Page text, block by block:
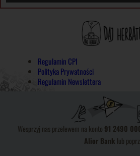
Regulamin CPI
Polityka Prywatności
Regulamin Newslettera
Wesprzyj nas przelewem na konto 91 2490
Alior Bank lub